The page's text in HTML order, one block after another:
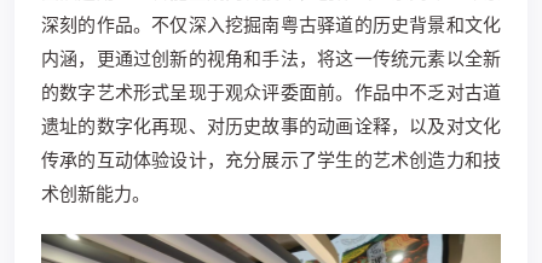
深刻的作品。不仅深入挖掘南粤古驿道的历史背景和文化
内涵，更通过创新的视角和手法，将这一传统元素以全新
的数字艺术形式呈现于观众评委面前。作品中不乏对古道
遗址的数字化再现、对历史故事的动画诠释，以及对文化
传承的互动体验设计，充分展示了学生的艺术创造力和技
术创新能力。